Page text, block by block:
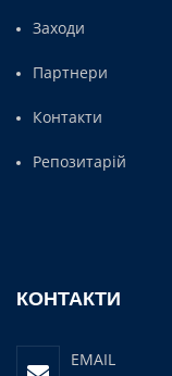
Заходи
Партнери
Контакти
Репозитарій
КОНТАКТИ
EMAIL